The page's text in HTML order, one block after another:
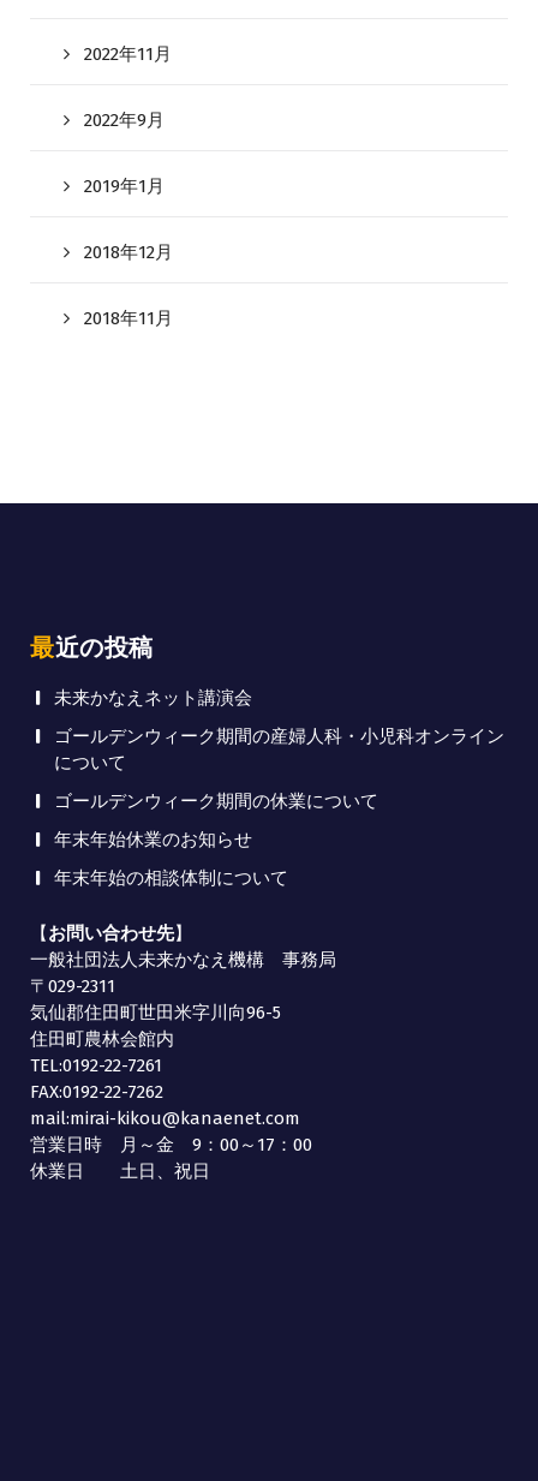
2022年11月
2022年9月
2019年1月
2018年12月
2018年11月
最近の投稿
未来かなえネット講演会
ゴールデンウィーク期間の産婦人科・小児科オンライン
について
ゴールデンウィーク期間の休業について
年末年始休業のお知らせ
年末年始の相談体制について
【お問い合わせ先】
一般社団法人未来かなえ機構 事務局
〒029-2311
気仙郡住田町世田米字川向96-5
住田町農林会館内
TEL:0192-22-7261
FAX:0192-22-7262
mail:mirai-kikou@kanaenet.com
営業日時 月～金 9：00～17：00
休業日 土日、祝日